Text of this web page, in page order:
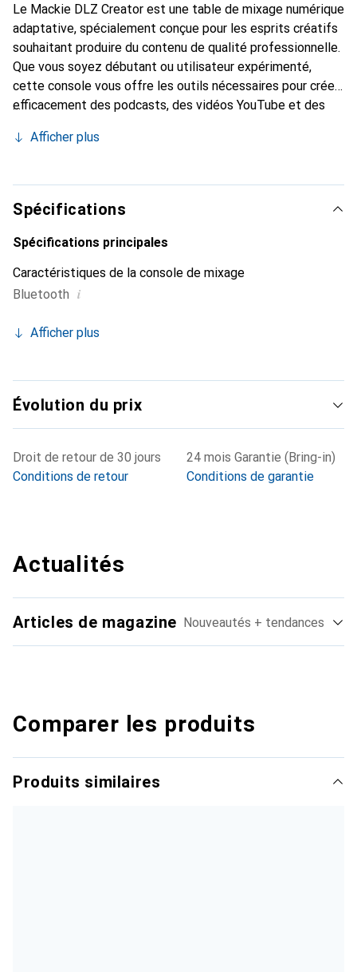
Le Mackie DLZ Creator est une table de mixage numérique
adaptative, spécialement conçue pour les esprits créatifs
souhaitant produire du contenu de qualité professionnelle.
Que vous soyez débutant ou utilisateur expérimenté,
cette console vous offre les outils nécessaires pour créer
efficacement des podcasts, des vidéos YouTube et des
et trois modes de fonctionnement différents (Facile,
d'expérience et permet une utilisation intuitive. La
technologie intégrée Mix Agent™ agit comme un assistant
audio personnel, vous aidant à la configuration et facilitant
l'ajustement des niveaux de gain. De plus, la fonction
optimisés, de sorte que chaque voix reste claire et
compréhensible. La possibilité d'intégrer des appelants via
polyvalent pour des projets créatifs.
Afficher plus
Spécifications
Spécifications principales
Caractéristiques de la console de mixage
Bluetooth i
Afficher plus
Évolution du prix
Droit de retour de 30 jours
Conditions de retour
24 mois Garantie (Bring-in)
Conditions de garantie
Actualités
Articles de magazine Nouveautés + tendances
Comparer les produits
Produits similaires